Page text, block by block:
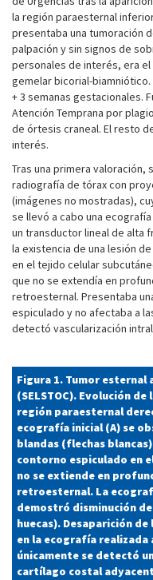
la región paraesternal
presentaba una tumoración
palpación y sin signos de
personales de interés, era
gemelar bicorial-
+ 3 semanas gestacionales.
Atención Temprana por
de órtesis craneal. El resto
interés.
Tras una primera valoración,
radiografía de tórax con
(imágenes no mostradas),
se llevó a cabo una ecografía
un transductor lineal de alta
la existencia de una lesión
en el tejido celular
que no se extendía en
retroesternal. Presentaba
espiculado y no afectaba a
detectó vascularización
Figura 1. Tumor
(SELSTOC). Evolución
región paraesternal
ecografía inicial (A) se
blandas (flechas
contorno espiculado en
no se extiende en
retroesternal. La
demostró disminución
huecas). Desaparición
en la ecografía realizada
únicamente se detectó
cartílago costal